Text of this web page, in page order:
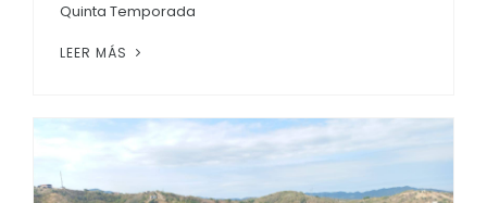
Quinta Temporada
LEER MÁS